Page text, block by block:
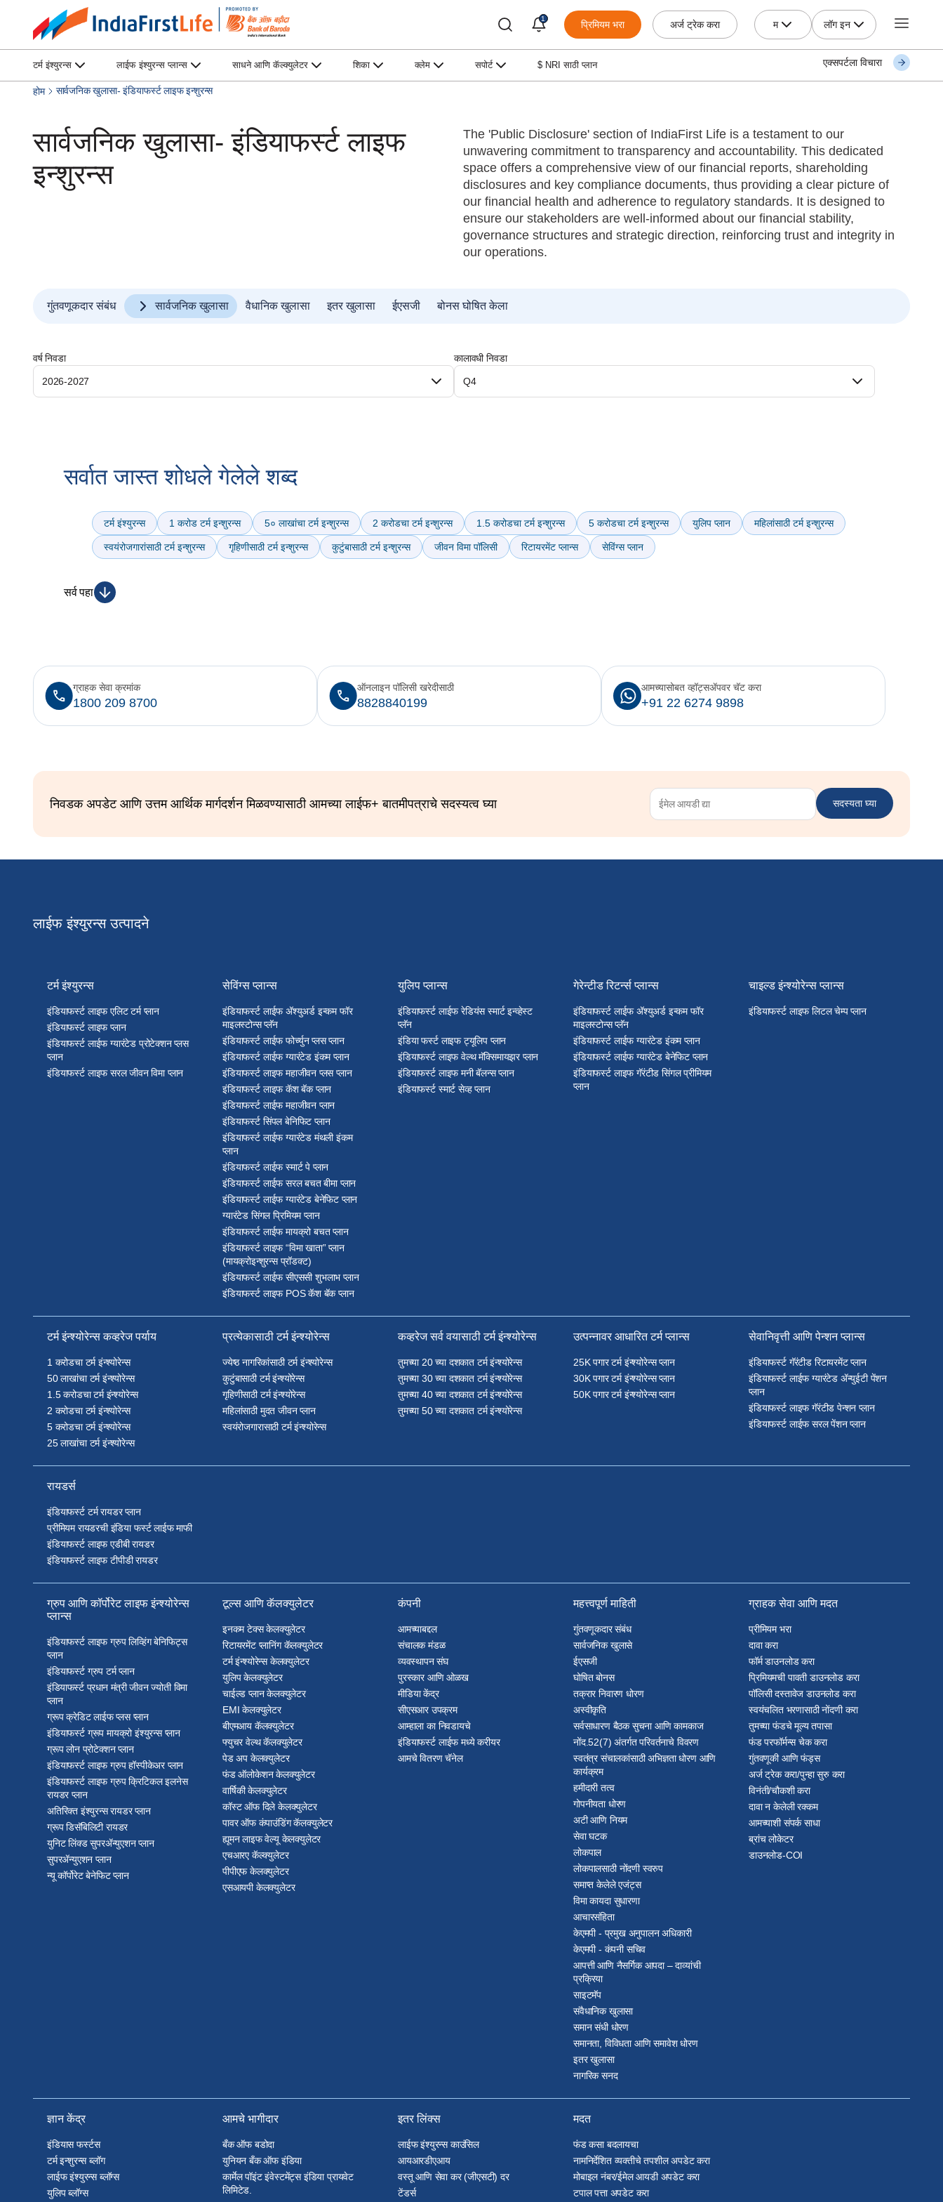
1
प्रिमियम भरा अर्ज ट्रेक करा म लॉग इन
टर्म इंश्युरन्स लाईफ इंश्युरन्स प्लान्स साधने आणि कॅल्क्युलेटर शिका क्लेम सपोर्ट $ NRI साठी प्लान एक्सपर्टला विचारा
होम सार्वजनिक खुलासा- इंडियाफर्स्ट लाइफ इन्शुरन्स
सार्वजनिक खुलासा- इंडियाफर्स्ट लाइफ
इन्शुरन्स
The 'Public Disclosure' section of IndiaFirst Life is a testament to our
unwavering commitment to transparency and accountability. This dedicated
space offers a comprehensive view of our financial reports, shareholding
disclosures and key compliance documents, thus providing a clear picture of
our financial health and adherence to regulatory standards. It is designed to
ensure our stakeholders are well-informed about our financial stability,
governance structures and strategic direction, reinforcing trust and integrity in
our operations.
गुंतवणूकदार संबंध सार्वजनिक खुलासा वैधानिक खुलासा इतर खुलासा ईएसजी बोनस घोषित केला
वर्ष निवडा
2026-2027
कालावधी निवडा
Q4
सर्वात जास्त शोधले गेलेले शब्द
टर्म इंश्युरन्स 1 करोड टर्म इन्शुरन्स 5० लाखांचा टर्म इन्शुरन्स 2 करोडचा टर्म इन्शुरन्स 1.5 करोडचा टर्म इन्शुरन्स 5 करोडचा टर्म इन्शुरन्स युलिप प्लान महिलांसाठी टर्म इन्शुरन्स
स्वयंरोजगारांसाठी टर्म इन्शुरन्स गृहिणीसाठी टर्म इन्शुरन्स कुटुंबासाठी टर्म इन्शुरन्स जीवन विमा पॉलिसी रिटायरमेंट प्लान्स सेविंग्स प्लान
सर्व पहा
1800 209 8700
ग्राहक सेवा क्रमांक
8828840199
ऑनलाइन पॉलिसी खरेदीसाठी
+91 22 6274 9898
आमच्यासोबत व्हॉट्सॲपवर चॅट करा
निवडक अपडेट आणि उत्तम आर्थिक मार्गदर्शन मिळवण्यासाठी आमच्या लाईफ+ बातमीपत्राचे सदस्यत्व घ्या सदस्यता घ्या
लाईफ इंश्युरन्स उत्पादने
टर्म इंश्युरन्स
इंडियाफर्स्ट लाइफ एलिट टर्म प्लान
इंडियाफर्स्ट लाइफ प्लान
इंडियाफर्स्ट लाईफ ग्यारंटेड प्रोटेक्शन प्लस
प्लान
इंडियाफर्स्ट लाइफ सरल जीवन विमा प्लान
सेविंग्स प्लान्स
इंडियाफर्स्ट लाईफ अ‍ॅश्युअर्ड इन्कम फॉर
माइलस्टोन्स प्लॅन
इंडियाफर्स्ट लाईफ फोर्च्युन प्लस प्लान
इंडियाफर्स्ट लाईफ ग्यारंटेड इंकम प्लान
इंडियाफर्स्ट लाइफ महाजीवन प्लस प्लान
इंडियाफर्स्ट लाइफ कॅश बॅक प्लान
इंडियाफर्स्ट लाईफ महाजीवन प्लान
इंडियाफर्स्ट सिंपल बेनिफिट प्लान
इंडियाफर्स्ट लाईफ ग्यारंटेड मंथली इंकम
प्लान
इंडियाफर्स्ट लाईफ स्मार्ट पे प्लान
इंडियाफर्स्ट लाईफ सरल बचत बीमा प्लान
इंडियाफर्स्ट लाईफ ग्यारंटेड बेनेफिट प्लान
ग्यारंटेड सिंगल प्रिमियम प्लान
इंडियाफर्स्ट लाईफ मायक्रो बचत प्लान
इंडियाफर्स्ट लाइफ “विमा खाता” प्लान
(मायक्रोइन्शुरन्स प्रॉडक्ट)
इंडियाफर्स्ट लाईफ सीएससी शुभलाभ प्लान
इंडियाफर्स्ट लाइफ POS कॅश बॅक प्लान
युलिप प्लान्स
इंडियाफर्स्ट लाईफ रेडियंस स्मार्ट इन्व्हेस्ट
प्लॅन
इंडिया फर्स्ट लाइफ ट्यूलिप प्लान
इंडियाफर्स्ट लाइफ वेल्थ मॅक्सिमायझर प्लान
इंडियाफर्स्ट लाइफ मनी बॅलन्स प्लान
इंडियाफर्स्ट स्मार्ट सेव्ह प्लान
गेरेन्टीड रिटर्न्स प्लान्स
इंडियाफर्स्ट लाईफ अ‍ॅश्युअर्ड इन्कम फॉर
माइलस्टोन्स प्लॅन
इंडियाफर्स्ट लाईफ ग्यारंटेड इंकम प्लान
इंडियाफर्स्ट लाईफ ग्यारंटेड बेनेफिट प्लान
इंडियाफर्स्ट लाइफ गॅरंटीड सिंगल प्रीमियम
प्लान
चाइल्ड इंन्श्योरेन्स प्लान्स
इंडियाफर्स्ट लाइफ लिटल चेम्प प्लान
टर्म इंन्श्योरेन्स कव्हरेज पर्याय
1 करोडचा टर्म इंन्श्योरेन्स
50 लाखांचा टर्म इंन्श्योरेन्स
1.5 करोडचा टर्म इंन्श्योरेन्स
2 करोडचा टर्म इंन्श्योरेन्स
5 करोडचा टर्म इंन्श्योरेन्स
25 लाखांचा टर्म इंन्श्योरेन्स
प्रत्येकासाठी टर्म इंन्श्योरेन्स
ज्येष्ठ नागरिकांसाठी टर्म इंन्श्योरेन्स
कुटुंबासाठी टर्म इंन्श्योरेन्स
गृहिणीसाठी टर्म इंन्श्योरेन्स
महिलांसाठी मुदत जीवन प्लान
स्वयंरोजगारासाठी टर्म इंन्श्योरेन्स
कव्हरेज सर्व वयासाठी टर्म इंन्श्योरेन्स
तुमच्या 20 च्या दशकात टर्म इंन्श्योरेन्स
तुमच्या 30 च्या दशकात टर्म इंन्श्योरेन्स
तुमच्या 40 च्या दशकात टर्म इंन्श्योरेन्स
तुमच्या 50 च्या दशकात टर्म इंन्श्योरेन्स
उत्पन्नावर आधारित टर्म प्लान्स
25K पगार टर्म इंन्श्योरेन्स प्लान
30K पगार टर्म इंन्श्योरेन्स प्लान
50K पगार टर्म इंन्श्योरेन्स प्लान
सेवानिवृत्ती आणि पेन्शन प्लान्स
इंडियाफर्स्ट गॅरंटीड रिटायरमेंट प्लान
इंडियाफर्स्ट लाईफ ग्यारंटेड ॲन्युईटी पेंशन
प्लान
इंडियाफर्स्ट लाइफ गॅरंटीड पेन्शन प्लान
इंडियाफर्स्ट लाईफ सरल पेंशन प्लान
रायडर्स
इंडियाफर्स्ट टर्म रायडर प्लान
प्रीमियम रायडरची इंडिया फर्स्ट लाईफ माफी
इंडियाफर्स्ट लाइफ एडीबी रायडर
इंडियाफर्स्ट लाइफ टीपीडी रायडर
ग्रुप आणि कॉर्पोरेट लाइफ इंन्श्योरेन्स
प्लान्स
इंडियाफर्स्ट लाइफ ग्रुप लिव्हिंग बेनिफिट्स
प्लान
इंडियाफर्स्ट ग्रुप टर्म प्लान
इंडियाफर्स्ट प्रधान मंत्री जीवन ज्योती विमा
प्लान
ग्रूप क्रेडिट लाईफ प्लस प्लान
इंडियाफर्स्ट ग्रूप मायक्रो इंश्युरन्स प्लान
ग्रूप लोन प्रोटेक्शन प्लान
इंडियाफर्स्ट लाइफ ग्रुप हॉस्पीकेअर प्लान
इंडियाफर्स्ट लाइफ ग्रुप क्रिटिकल इलनेस
रायडर प्लान
अतिरिक्त इंश्युरन्स रायडर प्लान
ग्रूप डिसॅबिलिटी रायडर
युनिट लिंक्ड सुपरॲन्युएशन प्लान
सुपरॲन्युएशन प्लान
न्यू कॉर्पोरेट बेनेफिट प्लान
टूल्स आणि कॅलक्युलेटर
इनकम टेक्स केलक्युलेटर
रिटायरमेंट प्लानिंग कॅलक्युलेटर
टर्म इंन्श्योरेन्स केलक्युलेटर
युलिप केलक्युलेटर
चाईल्ड प्लान केलक्युलेटर
EMI केलक्युलेटर
बीएमआय कॅलक्युलेटर
फ्युचर वेल्थ कॅलक्युलेटर
पेड अप केलक्युलेटर
फंड ऑलोकेशन केलक्युलेटर
वार्षिकी केलक्युलेटर
कॉस्ट ऑफ दिले केलक्युलेटर
पावर ऑफ कंपाउंडिंग कॅलक्युलेटर
ह्यूमन लाइफ वेल्यू केलक्युलेटर
एचआरए कॅल्क्युलेटर
पीपीएफ केलक्युलेटर
एसआयपी केलक्युलेटर
कंपनी
आमच्याबद्दल
संचालक मंडळ
व्यवस्थापन संघ
पुरस्कार आणि ओळख
मीडिया केंद्र
सीएसआर उपक्रम
आम्हाला का निवडायचे
इंडियाफर्स्ट लाईफ मध्ये करीयर
आमचे वितरण चॅनेल
महत्त्वपूर्ण माहिती
गुंतवणूकदार संबंध
सार्वजनिक खुलासे
ईएसजी
घोषित बोनस
तक्रार निवारण धोरण
अस्वीकृति
सर्वसाधारण बैठक सुचना आणि कामकाज
नोंद.52(7) अंतर्गत परिवर्तनाचे विवरण
स्वतंत्र संचालकांसाठी अभिज्ञता धोरण आणि
कार्यक्रम
हमीदारी तत्व
गोपनीयता धोरण
अटी आणि नियम
सेवा घटक
लोकपाल
लोकपालसाठी नोंदणी स्वरुप
समाप्त केलेले एजंट्स
विमा कायदा सुधारणा
आचारसंहिता
केएमपी - प्रमुख अनुपालन अधिकारी
केएमपी - कंपनी सचिव
आपत्ती आणि नैसर्गिक आपदा – दाव्यांची
प्रक्रिया
साइटमॅप
संवैधानिक खुलासा
समान संधी धोरण
समानता, विविधता आणि समावेश धोरण
इतर खुलासा
नागरिक सनद
ग्राहक सेवा आणि मदत
प्रीमियम भरा
दावा करा
फॉर्म डाउनलोड करा
प्रिमियमची पावती डाउनलोड करा
पॉलिसी दस्तावेज डाउनलोड करा
स्वयंचलित भरणासाठी नोंदणी करा
तुमच्या फंडचे मूल्य तपासा
फंड परफॉर्मन्स चेक करा
गुंतवणूकी आणि फंड्स
अर्ज ट्रेक करा/पुन्हा सुरु करा
विनंती/चौकशी करा
दावा न केलेली रक्कम
आमच्याशी संपर्क साधा
ब्रांच लोकेटर
डाउनलोड-COI
ज्ञान केंद्र
इंडियास फर्स्टस
टर्म इन्शुरन्स ब्लॉग
लाईफ इंश्युरन्स ब्लॉग्स
युलिप ब्लॉग्स
आमचे भागीदार
बँक ऑफ बडोदा
युनियन बँक ऑफ इंडिया
कार्मेल पॉइंट इंवेस्टमेंट्स इंडिया प्रायवेट
लिमिटेड.
इतर लिंक्स
लाईफ इंश्युरन्स काउंसिल
आयआरडीएआय
वस्तू आणि सेवा कर (जीएसटी) दर
टेंडर्स
मदत
फंड कसा बदलायचा
नामनिर्देशित व्यक्तीचे तपशील अपडेट करा
मोबाइल नंबर/ईमेल आयडी अपडेट करा
टपाल पत्ता अपडेट करा